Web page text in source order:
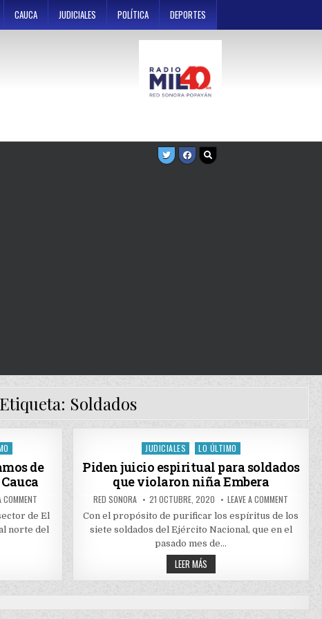
CAUCA JUDICIALES POLÍTICA DEPORTES
Etiqueta: Soldados
de
COMMENT
CON
200
KILOGRAMOS
CAUCA
de El
norte del
Posted
in
JUDICIALES LO ÚLTIMO
Piden juicio espiritual para soldados
que violaron niña Embera
AUTHOR:
RED SONORA PUBLISHED
DATE:
21 OCTUBRE, 2020 LEAVE A COMMENT
JUICIO
ESPIRITUAL
PARA
Con el propósito de purificar los espíritus de los
siete soldados del Ejército Nacional, que en el
pasado mes de…
LEER MÁSPIDEN
JUICIO
ESPIRITUAL
QUE